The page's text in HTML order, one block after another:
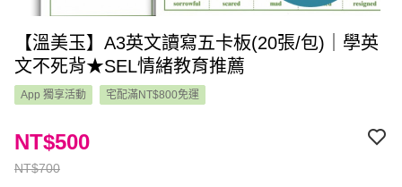
【溫美玉】A3英文讀寫五卡板(20張/包)｜學英
文不死背★SEL情緒教育推薦
App 獨享活動 宅配滿NT$800免運
NT$700
NT$500